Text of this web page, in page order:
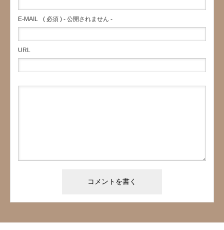
E-MAIL ( 必須 ) - 公開されません -
URL